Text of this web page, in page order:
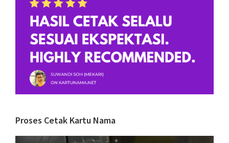
Proses Cetak Kartu Nama